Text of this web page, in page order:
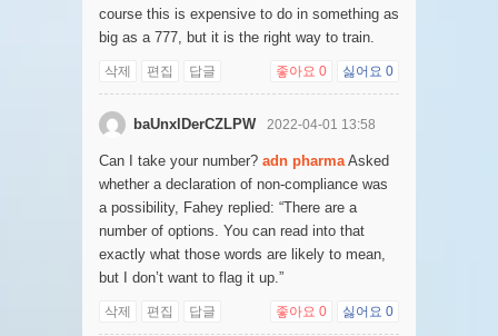
course this is expensive to do in something as
big as a 777, but it is the right way to train.
삭제 편집 답글 좋아요 0 싫어요 0
baUnxlDerCZLPW 2022-04-01 13:58
Can I take your number? adn pharmaAsked
whether a declaration of non-compliance was
a possibility, Fahey replied: “There are a
number of options. You can read into that
exactly what those words are likely to mean,
but I don’t want to flag it up.”
삭제 편집 답글 좋아요 0 싫어요 0